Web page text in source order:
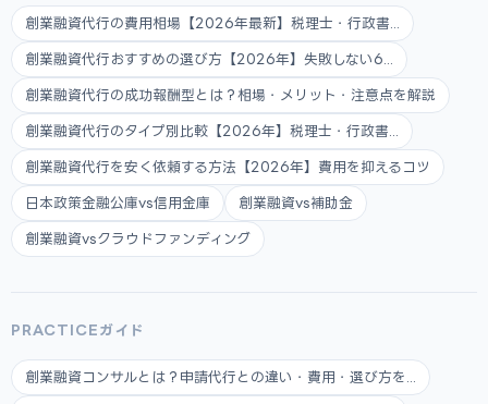
創業融資代行の費用相場【2026年最新】税理士・行政書...
創業融資代行おすすめの選び方【2026年】失敗しない6...
創業融資代行の成功報酬型とは？相場・メリット・注意点を解説
創業融資代行のタイプ別比較【2026年】税理士・行政書...
創業融資代行を安く依頼する方法【2026年】費用を抑えるコツ
日本政策金融公庫vs信用金庫 創業融資vs補助金
創業融資vsクラウドファンディング
PRACTICEガイド
創業融資コンサルとは？申請代行との違い・費用・選び方を...